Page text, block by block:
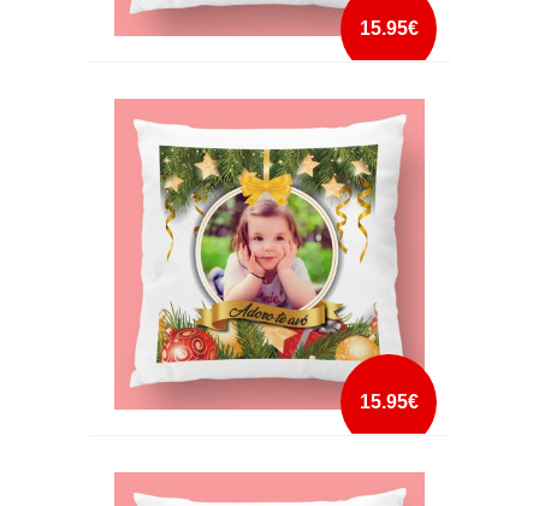
15.95€
mais info
add à lista
15.95€